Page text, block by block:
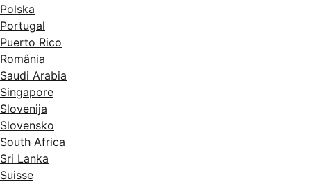
Polska
Portugal
Puerto Rico
România
Saudi Arabia
Singapore
Slovenija
Slovensko
South Africa
Sri Lanka
Suisse